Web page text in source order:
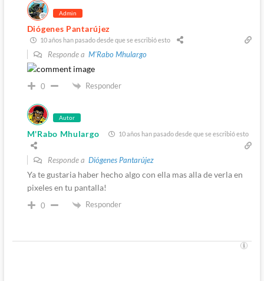
Admin
Diógenes Pantarújez
10 años han pasado desde que se escribió esto
Responde a M'Rabo Mhulargo
0 Responder
Autor
M'Rabo Mhulargo 10 años han pasado desde que se escribió esto
Responde a Diógenes Pantarújez
Ya te gustaria haber hecho algo con ella mas alla de verla en
pixeles en tu pantalla!
0 Responder